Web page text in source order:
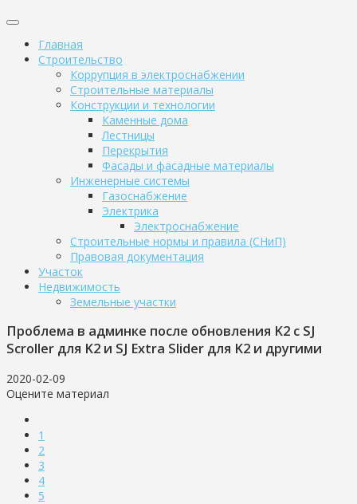
Главная
Строительство
Коррупция в электроснабжении
Строительные материалы
Конструкции и технологии
Каменные дома
Лестницы
Перекрытия
Фасады и фасадные материалы
Инженерные системы
Газоснабжение
Электрика
Электроснабжение
Строительные нормы и правила (СНиП)
Правовая документация
Участок
Недвижимость
Земельные участки
Проблема в админке после обновления K2 с SJ
Scroller для K2 и SJ Extra Slider для K2 и другими
2020-02-09
Оцените материал
1
2
3
4
5